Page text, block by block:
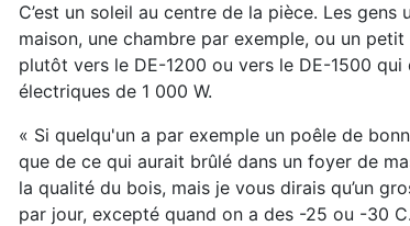
C’est un soleil au centre de la pièce. Les gens
maison, une chambre par exemple, ou un
plutôt vers le DE-1200 ou vers le DE-1500 qui
électriques de 1 000 W.
« Si quelqu'un a par exemple un poêle de
que de ce qui aurait brûlé dans un foyer de
la qualité du bois, mais je vous dirais qu’un
par jour, excepté quand on a des -25 ou -30